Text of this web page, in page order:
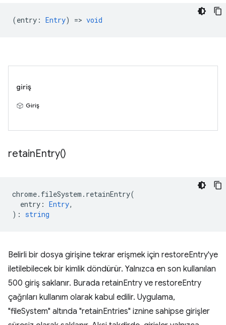
(entry : Entry) => void
giriş
Giriş
retainEntry()
chrome. fileSystem . retainEntry(
entry : Entry,
) : string
Belirli bir dosya girişine tekrar erişmek için restoreEntry'ye
iletilebilecek bir kimlik döndürür. Yalnızca en son kullanılan
500 giriş saklanır. Burada retainEntry ve restoreEntry
çağrıları kullanım olarak kabul edilir. Uygulama,
"fileSystem" altında "retainEntries" iznine sahipse girişler